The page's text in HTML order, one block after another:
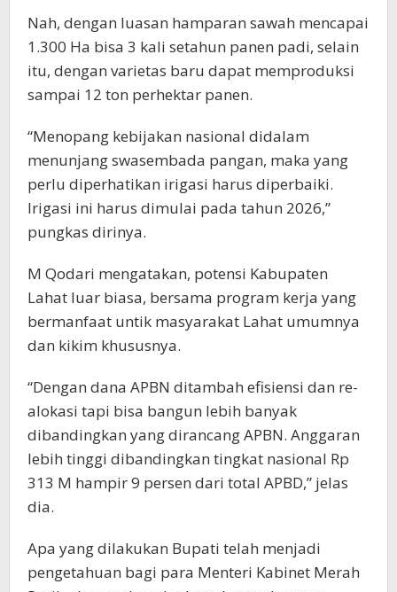
Nah, dengan luasan hamparan sawah mencapai
1.300 Ha bisa 3 kali setahun panen padi, selain
itu, dengan varietas baru dapat memproduksi
sampai 12 ton perhektar panen.
“Menopang kebijakan nasional didalam
menunjang swasembada pangan, maka yang
perlu diperhatikan irigasi harus diperbaiki.
Irigasi ini harus dimulai pada tahun 2026,”
pungkas dirinya.
M Qodari mengatakan, potensi Kabupaten
Lahat luar biasa, bersama program kerja yang
bermanfaat untik masyarakat Lahat umumnya
dan kikim khususnya.
“Dengan dana APBN ditambah efisiensi dan re-
alokasi tapi bisa bangun lebih banyak
dibandingkan yang dirancang APBN. Anggaran
lebih tinggi dibandingkan tingkat nasional Rp
313 M hampir 9 persen dari total APBD,” jelas
dia.
Apa yang dilakukan Bupati telah menjadi
pengetahuan bagi para Menteri Kabinet Merah